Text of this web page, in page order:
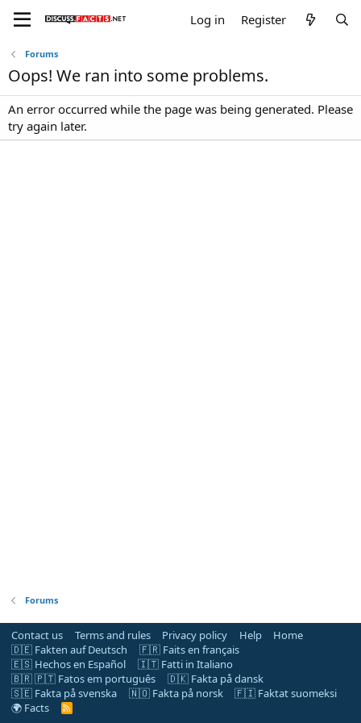
Log in Register
Forums
Oops! We ran into some problems.
An error occurred while the page was being generated. Please
try again later.
Forums
Contact us Terms and rules Privacy policy Help
Home
🇩🇪 Fakten auf Deutsch
🇫🇷 Faits en français
🇪🇸 Hechos en Español
🇮🇹 Fatti in Italiano
🇧🇷 🇵🇹 Fatos em português
🇩🇰 Fakta på dansk
🇸🇪 Fakta på svenska
🇳🇴 Fakta på norsk
🇫🇮 Faktat suomeksi
🌍 Facts
R